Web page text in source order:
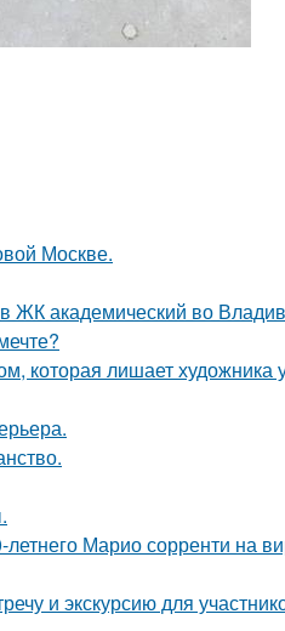
Москве.
ЖК академический во
которая лишает художника
Марио сорренти на
и экскурсию для